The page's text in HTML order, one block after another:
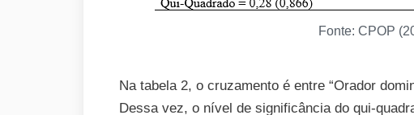
Fonte: CPOP
Na tabela 2, o cruzamento é entre “Orador
Dessa vez, o nível de significância do qui-